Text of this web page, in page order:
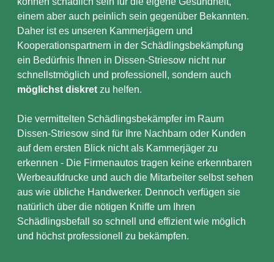
einem aber auch peinlich sein gegenüber Bekannten.
Daher ist es unseren Kammerjägern und
Kooperationspartnern in der Schädlingsbekämpfung
ein Bedürfnis Ihnen in Dissen-Striesow nicht nur
schnellstmöglich und professionell, sondern auch
möglichst diskret zu helfen.
Die vermittelten Schädlingsbekämpfer im Raum
Dissen-Striesow sind für Ihre Nachbarn oder Kunden
auf dem ersten Blick nicht als Kammerjäger zu
erkennen - Die Firmenautos tragen keine erkennbaren
Werbeaufdrucke und auch die Mitarbeiter selbst sehen
aus wie übliche Handwerker. Dennoch verfügen sie
natürlich über die nötigen Kniffe um Ihren
Schädlingsbefall so schnell und effizient wie möglich
und höchst professionell zu bekämpfen.